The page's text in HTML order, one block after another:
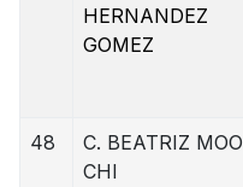
HERNANDEZ
GOMEZ
48
C. BEATRIZ MOO
CHI